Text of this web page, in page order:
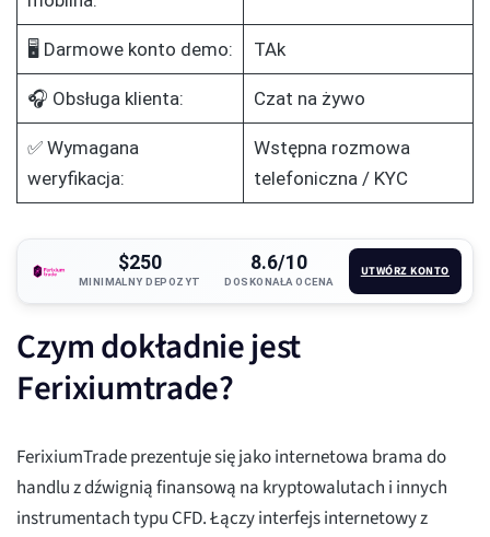
🖥️ Darmowe konto demo: TAk
🎧 Obsługa klienta: Czat na żywo
✅ Wymagana
weryfikacja:
Wstępna rozmowa
telefoniczna / KYC
$250
MINIMALNY DEPOZYT
8.6/10
DOSKONAŁA OCENA
UTWÓRZ KONTO
Czym dokładnie jest
Ferixiumtrade?
FerixiumTrade prezentuje się jako internetowa brama do
handlu z dźwignią finansową na kryptowalutach i innych
instrumentach typu CFD. Łączy interfejs internetowy z